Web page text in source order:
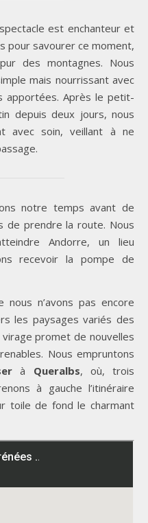
est enchanteur et
pour savourer ce moment,
des montagnes. Nous
mais nourrissant avec
apportées. Après le petit-
depuis deux jours, nous
avec soin, veillant à ne
notre temps avant de
de prendre la route. Nous
Andorre, un lieu
recevoir la pompe de
n’avons pas encore
les paysages variés des
promet de nouvelles
Nous empruntons
à Queralbs, où, trois
à gauche l’itinéraire
toile de fond le charmant